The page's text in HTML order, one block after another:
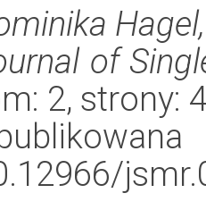
of
2, strony: